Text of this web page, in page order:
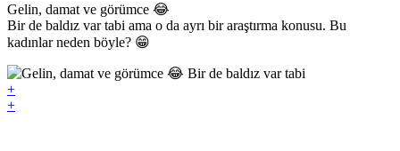
Gelin, damat ve görümce 😂
Bir de baldız var tabi ama o da ayrı bir araştırma konusu. Bu
kadınlar neden böyle? 😁
+
+